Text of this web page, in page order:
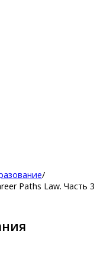
/
Paths Law. Часть 3